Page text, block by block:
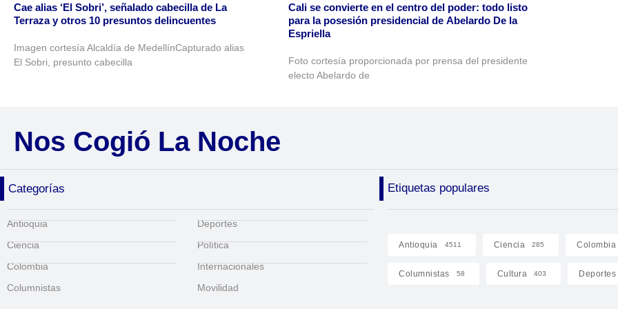
Cae alias ‘El Sobri’, señalado cabecilla de La
Terraza y otros 10 presuntos delincuentes
Imagen cortesía Alcaldía de MedellínCapturado alias
El Sobri, presunto cabecilla
Cali se convierte en el centro del poder: todo listo
para la posesión presidencial de Abelardo De la
Espriella
Foto cortesía proporcionada por prensa del presidente
electo Abelardo de
Nos Cogió La Noche
Categorías Etiquetas populares
Antioquia
Ciencia
Colombia
Columnistas
Deportes
Política
Internacionales
Movilidad
Antioquia 4511 Ciencia 285 Colombia
Columnistas 58 Cultura 403 Deportes